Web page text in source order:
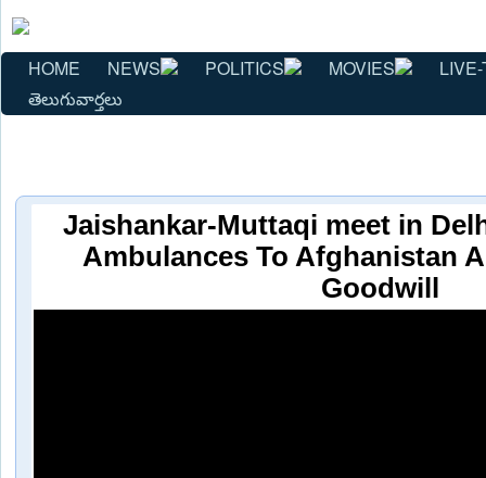
HOME NEWS POLITICS MOVIES
తెలుగువార్తలు
Jaishankar-Muttaqi meet in
Ambulances To Afghanistan
Goodwill